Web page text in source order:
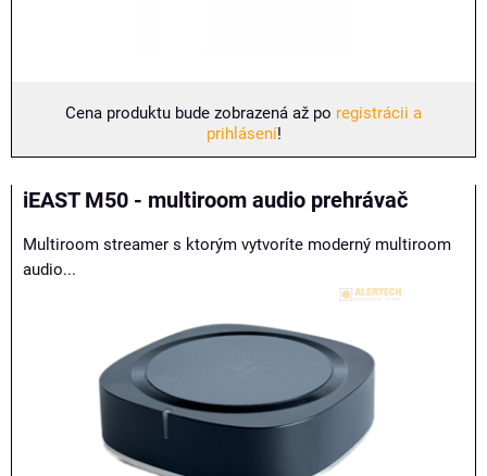
Cena produktu bude zobrazená až po registrácii a
prihlásení!
iEAST M50 - multiroom audio prehrávač
Multiroom streamer s ktorým vytvoríte moderný multiroom
audio...